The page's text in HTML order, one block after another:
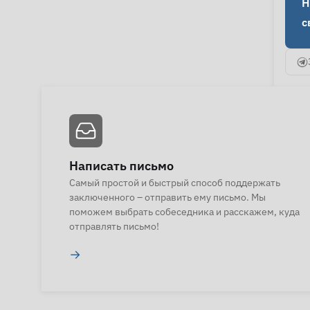
Написать письмо
Самый простой и быстрый способ поддержать
заключенного – отправить ему письмо. Мы
поможем выбрать собеседника и расскажем, куда
отправлять письмо!
→